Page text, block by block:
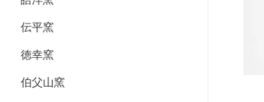
伝平窯
徳幸窯
伯父山窯